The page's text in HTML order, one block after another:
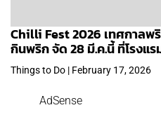
Chilli Fest 2026 เทศกาลพ
กินพริก จัด 28 มี.ค.นี้ ที่โรงแ
Things to Do | February 17, 2026
AdSense